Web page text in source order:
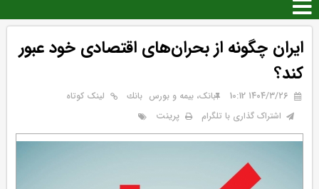
ایران چگونه از بحران‌های اقتصادی خود عبور
کند؟
۱۴۰۴/۳/۲۶ 10:12 بانک، بیمه و بورس بانك
لینک کوتاه
اشتراک گذاری با تلگرام
پرینت